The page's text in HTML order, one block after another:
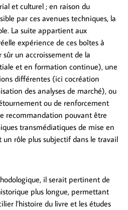
et culturel ; en raison du
par ces avenues techniques, la
La suite appartient aux
expérience de ces boîtes à
un accroissement de la
et en formation continue), une
différentes (ici cocréation
des analyses de marché), ou
ou de renforcement
recommandation pouvant être
transmédiatiques de mise en
rôle plus subjectif dans le travail
il serait pertinent de
plus longue, permettant
l’histoire du livre et les études